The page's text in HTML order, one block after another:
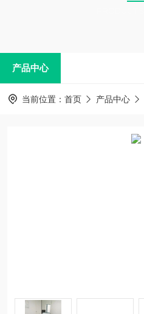
产品中心
当前位置： 首页 产品中心